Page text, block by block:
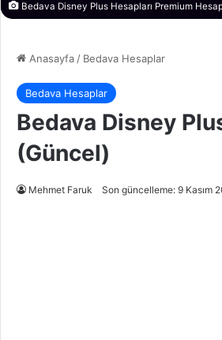
Bedava Disney Plus Hesapları Premium
Anasayfa/ Bedava Hesaplar
Bedava Hesaplar
Bedava Disney
(Güncel)
Mehmet Faruk Son güncelleme: 9 Kasım